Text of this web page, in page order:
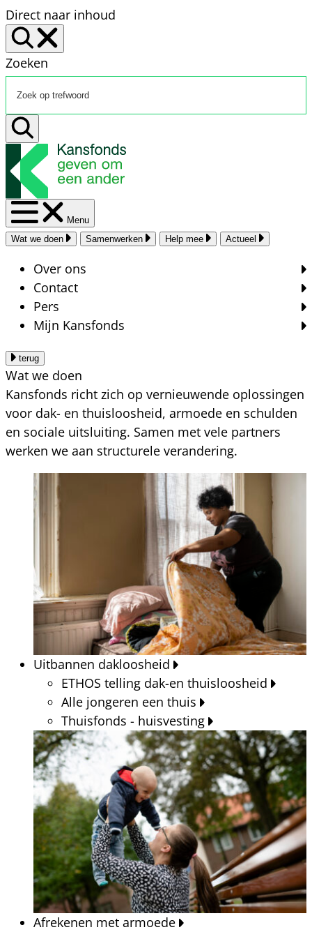
Direct naar inhoud
Zoeken
Menu
Wat we doen
Samenwerken Help mee Actueel
Over ons
Contact
Pers
Mijn Kansfonds
terug
Wat we doen
Kansfonds richt zich op vernieuwende oplossingen
voor dak- en thuisloosheid, armoede en schulden
en sociale uitsluiting. Samen met vele partners
werken we aan structurele verandering.
Uitbannen dakloosheid
ETHOS telling dak-en thuisloosheid
Alle jongeren een thuis
Thuisfonds - huisvesting
Afrekenen met armoede